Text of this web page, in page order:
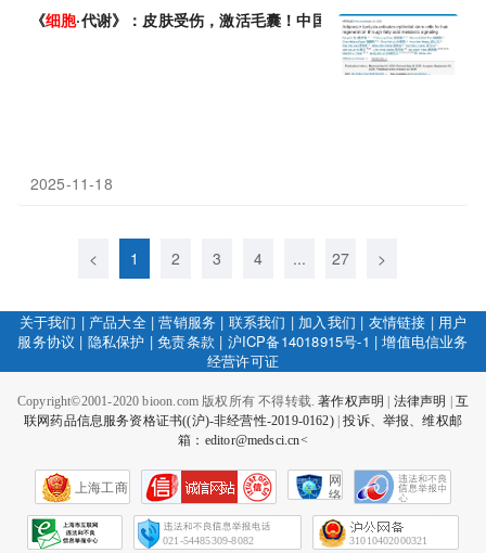
《细胞·代谢》：皮肤受伤，激活毛囊！中国科学家发现，皮肤损
2025-11-18
< 1 2 3 4 ... 27 >
关于我们 | 产品大全|营销服务 | 联系我们 | 加入我们 | 友情链接 | 用户
服务协议 | 隐私保护 |免责条款 | 沪ICP备14018915号-1 |增值电信业务
经营许可证
Copyright©2001-2020 bioon.com 版权所有 不得转载.著作权声明 法律声明
互
联网药品信息服务资格证书((沪)-非经营性-2019-0162)|投诉、举报、维权邮
箱：editor@medsci.cn<
上海工商
网
络
会
征
021-54485309-8082 31010402000321